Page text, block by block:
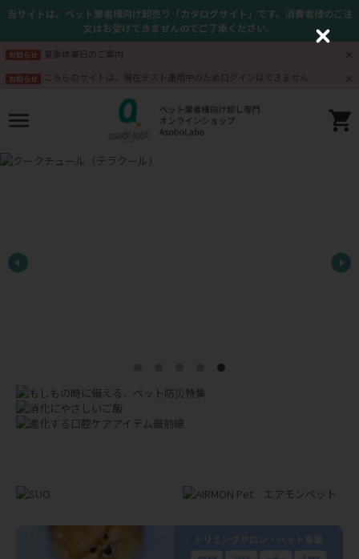
当サイトは、ペット業者様向け卸売り「カタログサイト」です。消費者様のご注
文はお受けできませんのでご了承ください。
お知らせ 夏季休業日のご案内
お知らせ こちらのサイトは、現在テスト運用中のためログインはできません
C